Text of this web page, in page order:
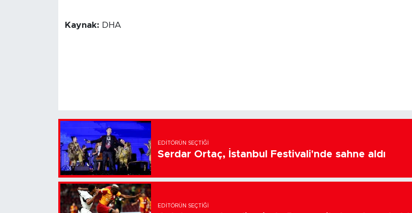
Kaynak: DHA
EDITÖRÜN SEÇTIĞI
Serdar Ortaç, İstanbul Festivali'nde sahne aldı
EDITÖRÜN SEÇTIĞI